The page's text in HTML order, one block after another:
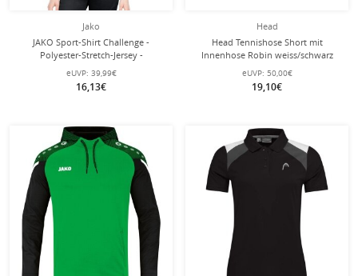
Jako
JAKO Sport-Shirt Challenge -
Polyester-Stretch-Jersey -
schwarz/orange Damen
eUVP: 39,99€
16,13€
Head
Head Tennishose Short mit
Innenhose Robin weiss/schwarz
Damen
eUVP: 50,00€
19,10€